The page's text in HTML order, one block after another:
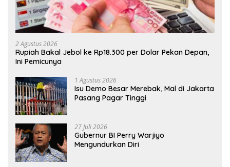
2 Agustus 2026
Rupiah Bakal Jebol ke Rp18.300 per Dolar Pekan Depan,
Ini Pemicunya
1 Agustus 2026
Isu Demo Besar Merebak, Mal di Jakarta
Pasang Pagar Tinggi
27 Juli 2026
Gubernur BI Perry Warjiyo
Mengundurkan Diri